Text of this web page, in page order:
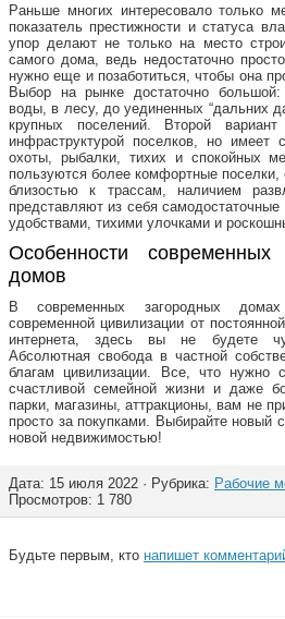
Раньше многих интересовало только
показатель престижности и статуса
упор делают не только на место
самого дома, ведь недостаточно
нужно еще и позаботиться, чтобы она
Выбор на рынке достаточно
воды, в лесу, до уединенных “дальних
крупных поселений. Второй
инфраструктурой поселков, но имеет
охоты, рыбалки, тихих и спокойных
пользуются более комфортные поселки,
близостью к трассам, наличием
представляют из себя
удобствами, тихими улочками и
Особенности
домов
В современных загородных
современной цивилизации от
интернета, здесь вы не будете
Абсолютная свобода в частной
благам цивилизации. Все, что нужно
счастливой семейной жизни и даже
парки, магазины, аттракционы, вам не
просто за покупками. Выбирайте новый
новой недвижимостью!
Дата: 15 июля 2022 · Рубрика: Рабочие
Просмотров: 1 780
Будьте первым, кто напишет